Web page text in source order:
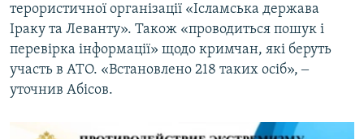
терористичної організації «Ісламська держава
Іраку та Леванту». Також «проводиться пошук і
перевірка інформації» щодо кримчан, які беруть
участь в АТО. «Встановлено 218 таких осіб», ‒
уточнив Абісов.